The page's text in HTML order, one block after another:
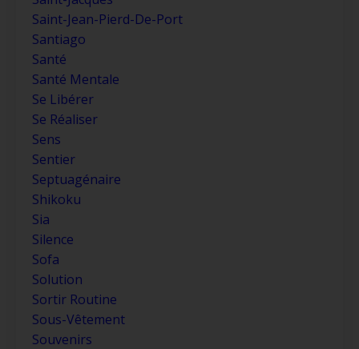
Saint-Jean-Pierd-De-Port
Santiago
Santé
Santé Mentale
Se Libérer
Se Réaliser
Sens
Sentier
Septuagénaire
Shikoku
Sia
Silence
Sofa
Solution
Sortir Routine
Sous-Vêtement
Souvenirs